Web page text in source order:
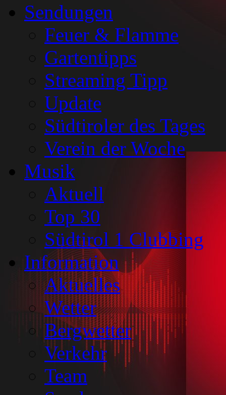
Sendungen
Feuer & Flamme
Gartentipps
Streaming Tipp
Update
Südtiroler des Tages
Verein der Woche
Musik
Aktuell
Top 30
Südtirol 1 Clubbing
Information
Aktuelles
Wetter
Bergwetter
Verkehr
Team